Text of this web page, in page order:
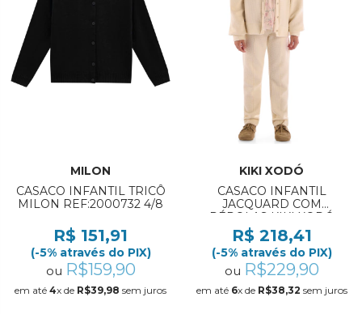
MILON
CASACO INFANTIL TRICÔ
MILON REF:2000732 4/8
R$ 151,91
(-5% através do PIX)
ou R$159,90
em até 4x de R$39,98 sem juros
KIKI XODÓ
CASACO INFANTIL
JACQUARD COM
PÉROLAS KIKI XODÓ
REF:K3650007 6/12
R$ 218,41
(-5% através do PIX)
ou R$229,90
em até 6x de R$38,32 sem juros